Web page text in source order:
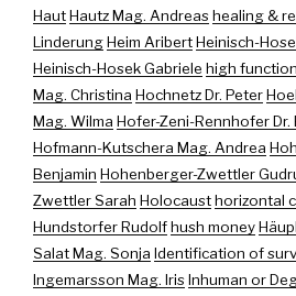
HautHautz Mag. Andreashealing &
LinderungHeim AribertHeinisch-
Heinisch-Hosek Gabriele high
Mag. Christina Hochnetz Dr. Peter
Mag. Wilma Hofer-Zeni-Rennhofer Dr.
Hofmann-Kutschera Mag. Andrea
Benjamin Hohenberger-Zwettler
Zwettler Sarah Holocausthorizontal
Hundstorfer Rudolfhush money
Salat Mag. Sonja Identification of
Ingemarsson Mag. IrisInhuman or